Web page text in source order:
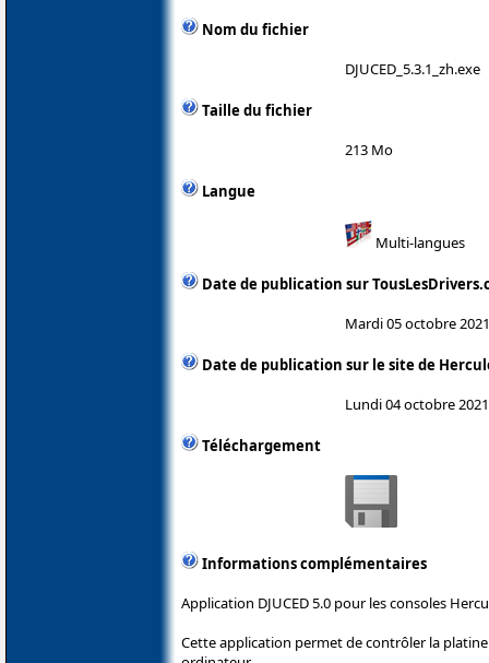
Nom du fichier
DJUCED_5.3.1_zh.exe
Taille du fichier
213 Mo
Langue
Multi-langues
Date de publication sur
Mardi 05 octobre 2021
Date de publication sur le site de
Lundi 04 octobre 2021
Téléchargement
Informations complémentaires
Application DJUCED 5.0 pour les consoles
Cette application permet de contrôler la